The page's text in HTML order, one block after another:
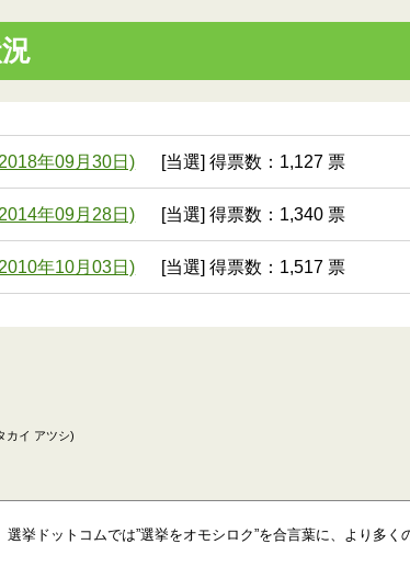
年09月30日) [当選] 得票数：1,127 票
年09月28日) [当選] 得票数：1,340 票
年10月03日) [当選] 得票数：1,517 票
カイ アツシ)
選挙ドットコムでは”選挙をオモシロク”を合言葉に、より多